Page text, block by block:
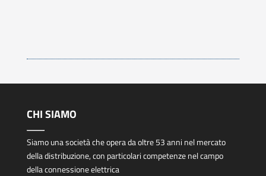
CHI SIAMO
Siamo una società che opera da oltre 53 anni nel mercato
della distribuzione, con particolari competenze nel campo
della connessione elettrica